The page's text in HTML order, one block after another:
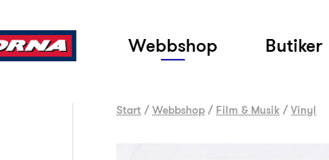
Webbshop Butiker
Start /Webbshop / Film & Musik /Vinyl